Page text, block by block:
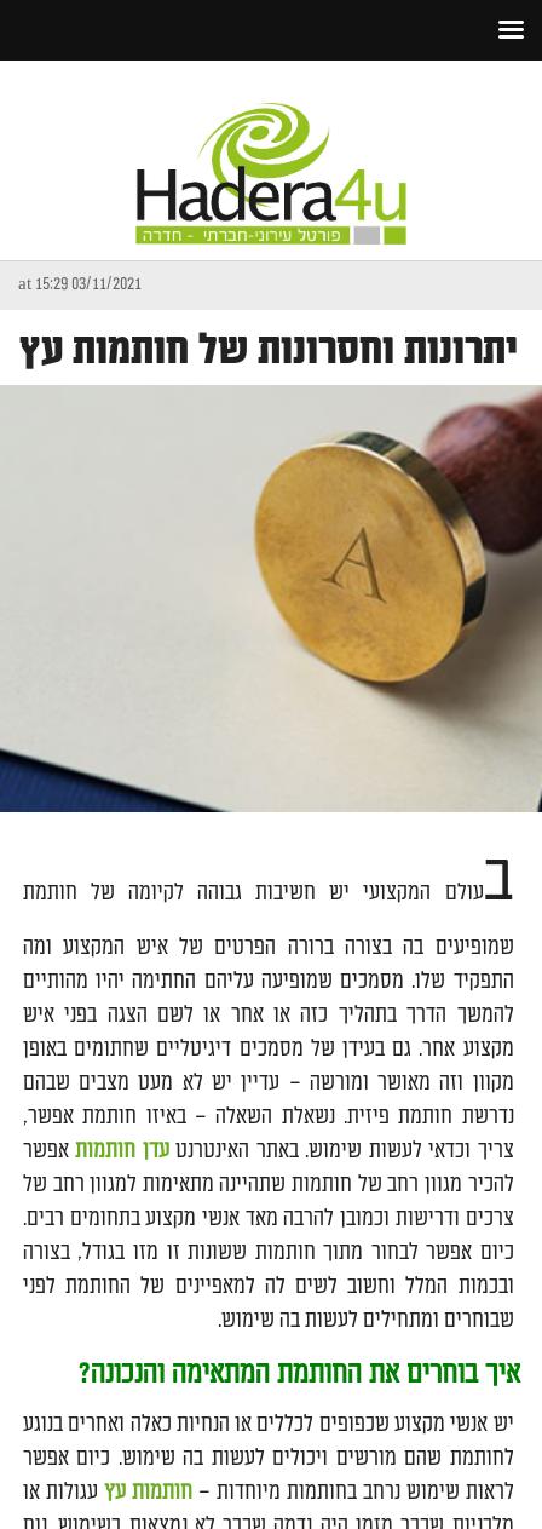
03/11/2021 at 15:29
יתרונות וחסרונות של חותמות עץ
בעולם המקצועי יש חשיבות גבוהה לקיומה של חותמת
שמופיעים בה בצורה ברורה הפרטים של איש המקצוע ומה
התפקיד שלו. מסמכים שמופיעה עליהם החתימה יהיו מהותיים
להמשך הדרך בתהליך כזה או אחר או לשם הצגה בפני איש
מקצוע אחר. גם בעידן של מסמכים דיגיטליים שחתומים באופן
מקוון וזה מאושר ומורשה – עדיין יש לא מעט מצבים שבהם
נדרשת חותמת פיזית. נשאלת השאלה – באיזו חותמת אפשר,
צריך וכדאי לעשות שימוש. באתר האינטרנטעדן חותמותאפשר
להכיר מגוון רחב של חותמות שתהיינה מתאימות למגוון רחב של
צרכים ודרישות וכמובן להרבה מאד אנשי מקצוע בתחומים רבים.
כיום אפשר לבחור מתוך חותמות ששונות זו מזו בגודל, בצורה
ובכמות המלל וחשוב לשים לה למאפיינים של החותמת לפני
שבוחרים ומתחילים לעשות בה שימוש.
איך בוחרים את החותמת המתאימה והנכונה?
יש אנשי מקצוע שכפופים לכללים או הנחיות כאלה ואחרים בנוגע
לחותמת שהם מורשים ויכולים לעשות בה שימוש. כיום אפשר
לראות שימוש נרחב בחותמות מיוחדות –חותמות עץ עגולות או